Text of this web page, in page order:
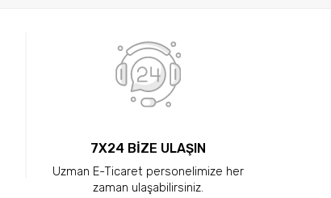
7X24 BİZE ULAŞIN
Uzman E-Ticaret personelimize her
zaman ulaşabilirsiniz.